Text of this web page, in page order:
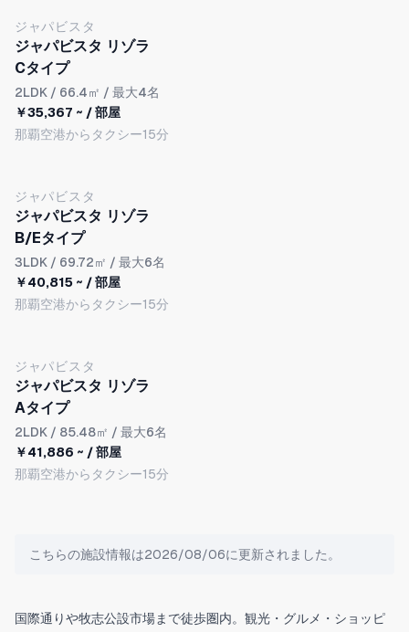
NEW
ジャパビスタ
ジャパビスタ リゾラ
Cタイプ
2LDK / 66.4㎡ / 最大4名
￥35,367 ~ / 部屋
那覇空港からタクシー15分
ジャパビスタ
ジャパビスタ リゾラ
B/Eタイプ
3LDK / 69.72㎡ / 最大6名
￥40,815 ~ / 部屋
那覇空港からタクシー15分
ジャパビスタ
ジャパビスタ リゾラ
Aタイプ
2LDK / 85.48㎡ / 最大6名
￥41,886 ~ / 部屋
那覇空港からタクシー15分
こちらの施設情報は2026/08/06に更新されました。
国際通りや牧志公設市場まで徒歩圏内。観光・グルメ・ショッピ